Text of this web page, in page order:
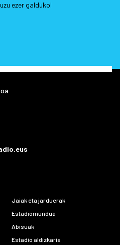
ezer galduko!
Jaiak eta jarduerak
Estadiomundua
Abisuak
Estadio aldizkaria